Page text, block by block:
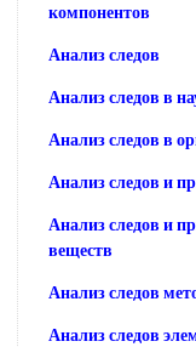
компонентов
Анализ следов
Анализ следов в
Анализ следов в
Анализ следов и
Анализ следов и
веществ
Анализ следов
Анализ следов